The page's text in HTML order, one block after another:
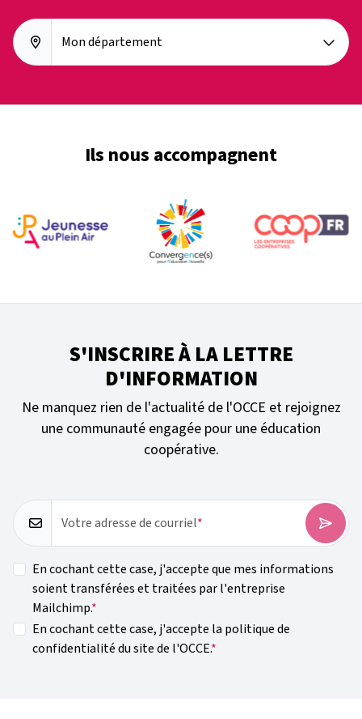
Mon département
Ils nous accompagnent
S'INSCRIRE À LA LETTRE
D'INFORMATION
Ne manquez rien de l'actualité de l'OCCE et rejoignez
une communauté engagée pour une éducation
coopérative.
Votre adresse de courriel
En cochant cette case, j'accepte que mes informations
soient transférées et traitées par l'entreprise
Mailchimp.
En cochant cette case, j'accepte la politique de
confidentialité du site de l'OCCE.